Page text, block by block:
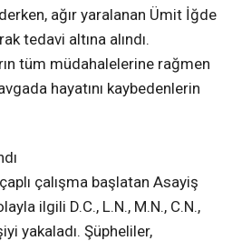
ağır yaralanan Ümit İğde
tedavi altına alındı.
tüm müdahalelerine rağmen
hayatını kaybedenlerin
çalışma başlatan Asayiş
ilgili D.C., L.N., M.N., C.N.,
yakaladı. Şüpheliler,